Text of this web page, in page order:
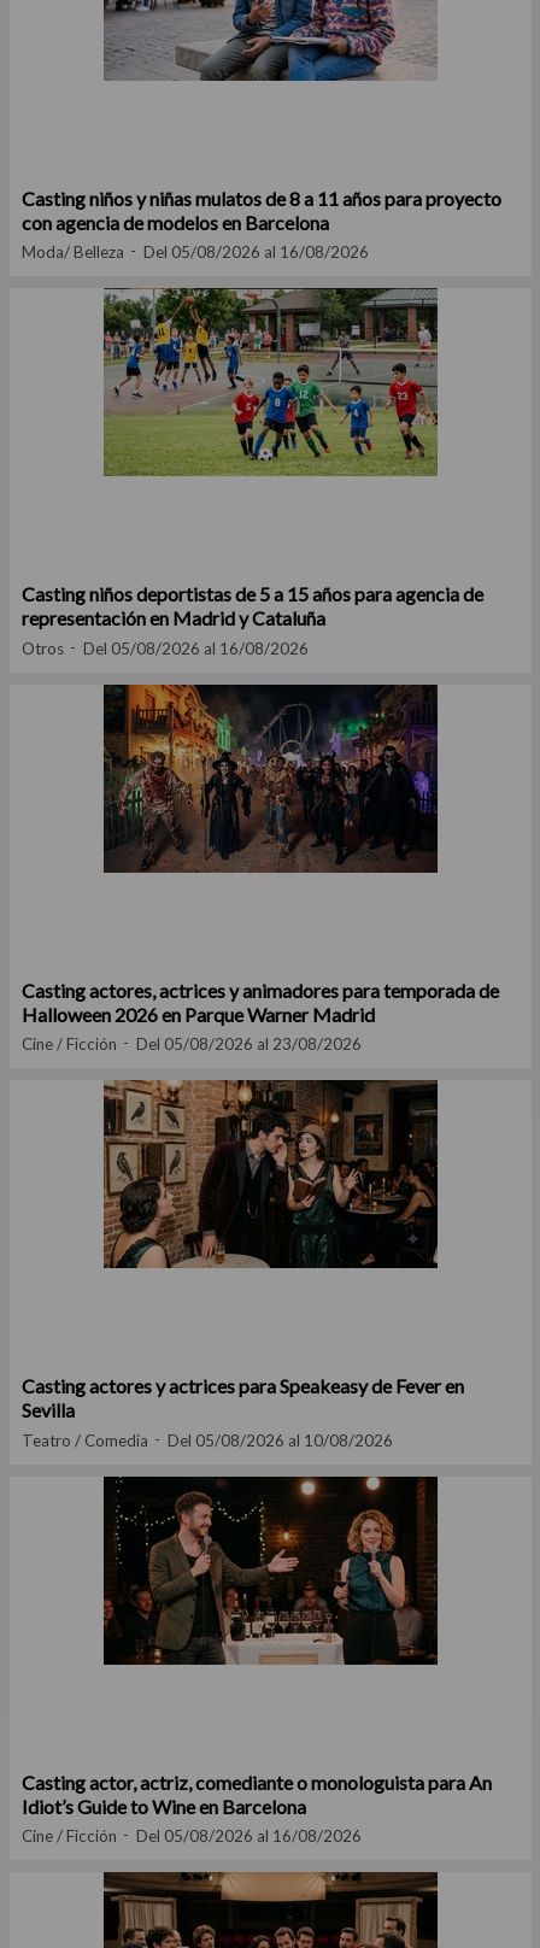
Casting niños y niñas mulatos de 8 a 11 años para proyecto
con agencia de modelos en Barcelona
Moda/ Belleza Del 05/08/2026 al 16/08/2026
Casting niños deportistas de 5 a 15 años para agencia de
representación en Madrid y Cataluña
Otros Del 05/08/2026 al 16/08/2026
Casting actores, actrices y animadores para temporada de
Halloween 2026 en Parque Warner Madrid
Cine / Ficción Del 05/08/2026 al 23/08/2026
Casting actores y actrices para Speakeasy de Fever en
Sevilla
Teatro / Comedia Del 05/08/2026 al 10/08/2026
Casting actor, actriz, comediante o monologuista para An
Idiot’s Guide to Wine en Barcelona
Cine / Ficción Del 05/08/2026 al 16/08/2026